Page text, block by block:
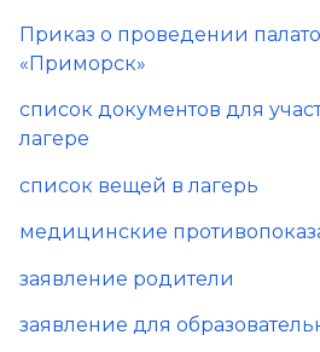
Приказ о проведении
«Приморск»
список документов для
лагере
список вещей в лагерь
медицинские
заявление родители
заявление для